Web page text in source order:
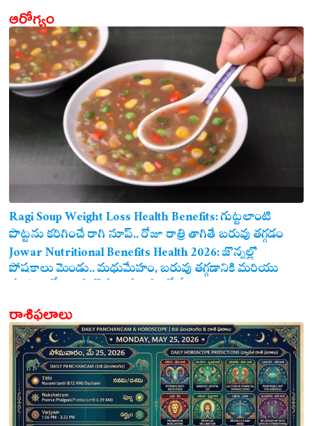
ఆరోగ్యం
Ragi Soup Weight Loss Health Benefits: గుట్టలాంటి
పొట్టను కరిగించే రాగి సూప్.. రోజూ రాత్రి తాగితే బరువు తగ్గడం
ఖాయం!
Jowar Nutritional Benefits Health 2026: జొన్నల్లో
పోషకాలు మెండు.. మధుమేహం, బరువు తగ్గడానికి మరియు
గుండె ఆరోగ్యానికి జొన్న అన్నం ఎంతో మేలు!
రాశిఫలాలు